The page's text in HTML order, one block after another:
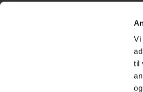
til
+45